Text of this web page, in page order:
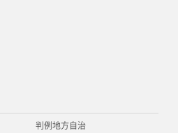
判例地方自治